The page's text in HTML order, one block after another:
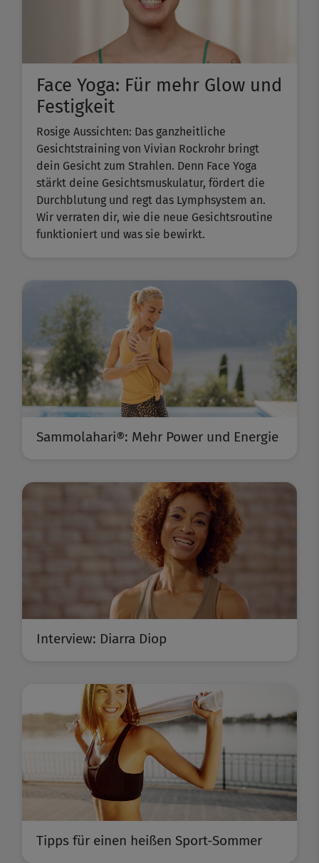
Face Yoga: Für mehr Glow und
Festigkeit
Rosige Aussichten: Das ganzheitliche
Gesichtstraining von Vivian Rockrohr bringt
dein Gesicht zum Strahlen. Denn Face Yoga
stärkt deine Gesichtsmuskulatur, fördert die
Durchblutung und regt das Lymphsystem an.
Wir verraten dir, wie die neue Gesichtsroutine
funktioniert und was sie bewirkt.
Sammolahari®: Mehr Power und Energie
Interview: Diarra Diop
Tipps für einen heißen Sport-Sommer